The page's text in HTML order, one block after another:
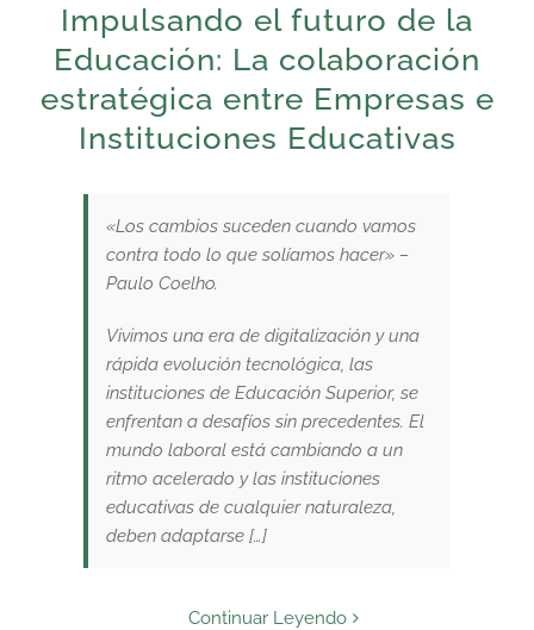
Impulsando el futuro de la
Educación: La colaboración
estratégica entre Empresas e
Instituciones Educativas
«Los cambios suceden cuando vamos
contra todo lo que solíamos hacer» –
Paulo Coelho.
Vivimos una era de digitalización y una
rápida evolución tecnológica, las
instituciones de Educación Superior, se
enfrentan a desafíos sin precedentes. El
mundo laboral está cambiando a un
ritmo acelerado y las instituciones
educativas de cualquier naturaleza,
deben adaptarse […]
Continuar Leyendo